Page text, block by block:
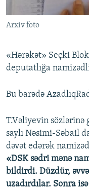
İZ - MƏDƏNIYYƏT
MATERIALLARIMIZDAN
AZADLIQRADIOSU MOBIL
XƏBƏR
RFE/RL-in bütün
Arxiv foto
«Hərəkət» Seçki
deputatlığa
Bu barədə
T.Vəliyevin sözlərinə
saylı Nəsimi-Səbail
dəvət edərək
«DSK sədri mənə
bildirdi. Düzdür,
uzadırdılar. Sonra